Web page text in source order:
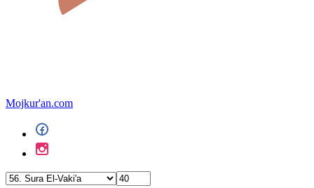
Mojkur'an.com